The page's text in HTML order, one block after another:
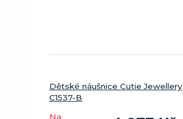
Dětské náušnice Cutie Jewellery
C1537-B
Na